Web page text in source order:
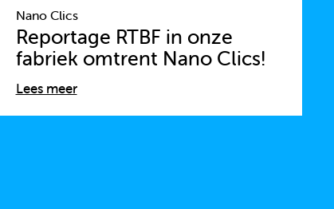
Nano Clics
Reportage RTBF in onze
fabriek omtrent Nano Clics!
Lees meer